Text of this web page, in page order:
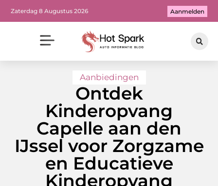
Zaterdag 8 Augustus 2026 Aanmelden
Aanbiedingen
Ontdek
Kinderopvang
Capelle aan den
IJssel voor Zorgzame
en Educatieve
Kinderopvang